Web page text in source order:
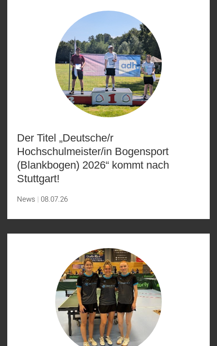
Der Titel „Deutsche/r
Hochschulmeister/in Bogensport
(Blankbogen) 2026“ kommt nach
Stuttgart!
News 08.07.26